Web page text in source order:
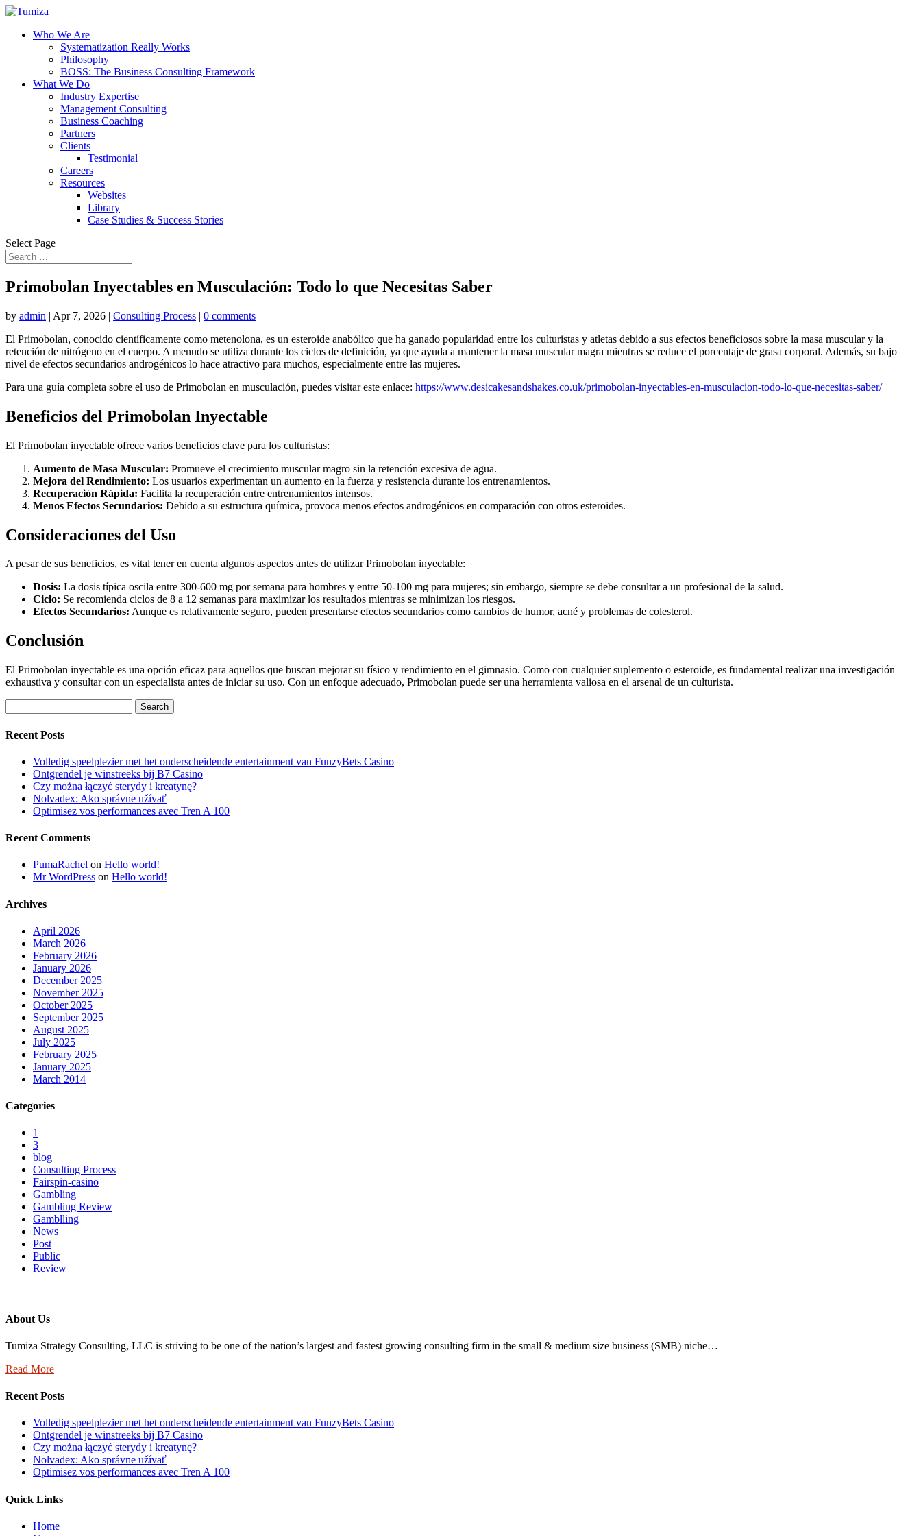
Who We Are
Systematization Really Works
Philosophy
BOSS: The Business Consulting Framework
What We Do
Industry Expertise
Management Consulting
Business Coaching
Partners
Clients
Testimonial
Careers
Resources
Websites
Library
Case Studies & Success Stories
Select Page
Primobolan Inyectables en Musculación: Todo lo que Necesitas Saber
by admin | Apr 7, 2026 | Consulting Process | 0 comments
El Primobolan, conocido científicamente como metenolona, es un esteroide anabólico que ha ganado popularidad entre los culturistas y atletas debido a sus efectos beneficiosos sobre la masa muscular y la
retención de nitrógeno en el cuerpo. A menudo se utiliza durante los ciclos de definición, ya que ayuda a mantener la masa muscular magra mientras se reduce el porcentaje de grasa corporal. Además, su bajo
nivel de efectos secundarios androgénicos lo hace atractivo para muchos, especialmente entre las mujeres.
Para una guía completa sobre el uso de Primobolan en musculación, puedes visitar este enlace: https://www.desicakesandshakes.co.uk/primobolan-inyectables-en-musculacion-todo-lo-que-necesitas-saber/
Beneficios del Primobolan Inyectable
El Primobolan inyectable ofrece varios beneficios clave para los culturistas:
Aumento de Masa Muscular: Promueve el crecimiento muscular magro sin la retención excesiva de agua.
Mejora del Rendimiento: Los usuarios experimentan un aumento en la fuerza y resistencia durante los entrenamientos.
Recuperación Rápida: Facilita la recuperación entre entrenamientos intensos.
Menos Efectos Secundarios: Debido a su estructura química, provoca menos efectos androgénicos en comparación con otros esteroides.
Consideraciones del Uso
A pesar de sus beneficios, es vital tener en cuenta algunos aspectos antes de utilizar Primobolan inyectable:
Dosis: La dosis típica oscila entre 300-600 mg por semana para hombres y entre 50-100 mg para mujeres; sin embargo, siempre se debe consultar a un profesional de la salud.
Ciclo: Se recomienda ciclos de 8 a 12 semanas para maximizar los resultados mientras se minimizan los riesgos.
Efectos Secundarios: Aunque es relativamente seguro, pueden presentarse efectos secundarios como cambios de humor, acné y problemas de colesterol.
Conclusión
El Primobolan inyectable es una opción eficaz para aquellos que buscan mejorar su físico y rendimiento en el gimnasio. Como con cualquier suplemento o esteroide, es fundamental realizar una investigación
exhaustiva y consultar con un especialista antes de iniciar su uso. Con un enfoque adecuado, Primobolan puede ser una herramienta valiosa en el arsenal de un culturista.
for:
Recent Posts
Volledig speelplezier met het onderscheidende entertainment van FunzyBets Casino
Ontgrendel je winstreeks bij B7 Casino
Czy można łączyć sterydy i kreatynę?
Nolvadex: Ako správne užívať
Optimisez vos performances avec Tren A 100
Recent Comments
PumaRachel on Hello world!
Mr WordPress on Hello world!
Archives
April 2026
March 2026
February 2026
January 2026
December 2025
November 2025
October 2025
September 2025
August 2025
July 2025
February 2025
January 2025
March 2014
Categories
1
3
blog
Consulting Process
Fairspin-casino
Gambling
Gambling Review
Gamblling
News
Post
Public
Review
About Us
Tumiza Strategy Consulting, LLC is striving to be one of the nation’s largest and fastest growing consulting firm in the small & medium size business (SMB) niche…
Read More
Recent Posts
Volledig speelplezier met het onderscheidende entertainment van FunzyBets Casino
Ontgrendel je winstreeks bij B7 Casino
Czy można łączyć sterydy i kreatynę?
Nolvadex: Ako správne užívať
Optimisez vos performances avec Tren A 100
Quick Links
Home